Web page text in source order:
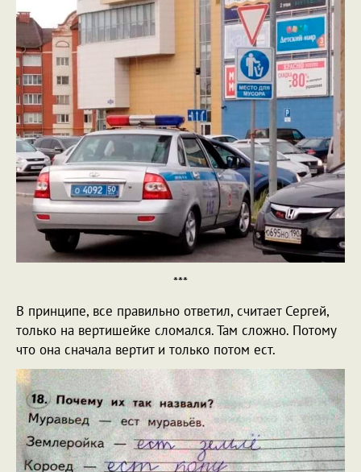
***
В принципе, все правильно ответил, считает Сергей,
только на вертишейке сломался. Там сложно. Потому
что она сначала вертит и только потом ест.